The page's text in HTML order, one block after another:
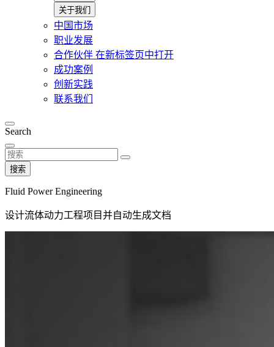
关于我们
中国市场
职业发展
合作伙伴 在新标签页中打开
成功案例
创新实践
联系我们
Search
搜索
Fluid Power Engineering
设计流体动力工程项目并自动生成文档